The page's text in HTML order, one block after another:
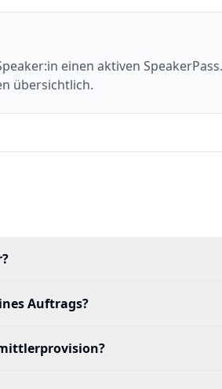
einen aktiven
übersichtlich.
Auftrags?